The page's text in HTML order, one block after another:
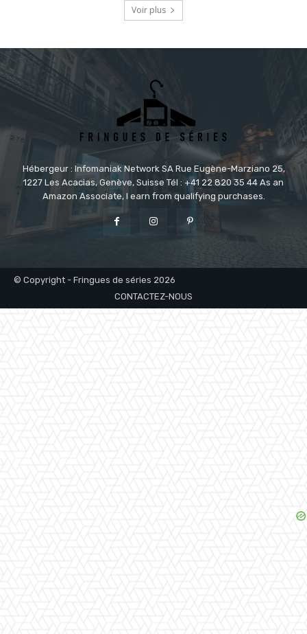
Voir plus
Hébergeur : Infomaniak Network SA Rue Eugène-Marziano 25,
1227 Les Acacias, Genève, Suisse Tél : +41 22 820 35 44 As an
Amazon Associate, I earn from qualifying purchases.
© Copyright - Fringues de séries 2026
CONTACTEZ-NOUS